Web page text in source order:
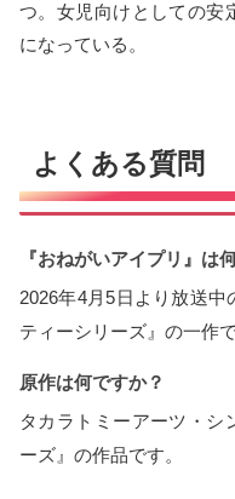
つ。女児向けとしての安
になっている。
よくある質問
『おねがいアイプリ』は
2026年4月5日より放送中
ティーシリーズ』の一作で
原作は何ですか？
タカラトミーアーツ・シ
ーズ』の作品です。